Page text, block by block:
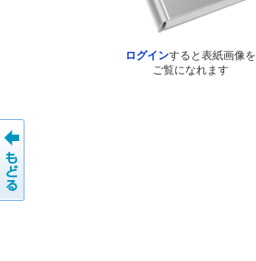
ログインすると表紙画像を
ご覧になれます